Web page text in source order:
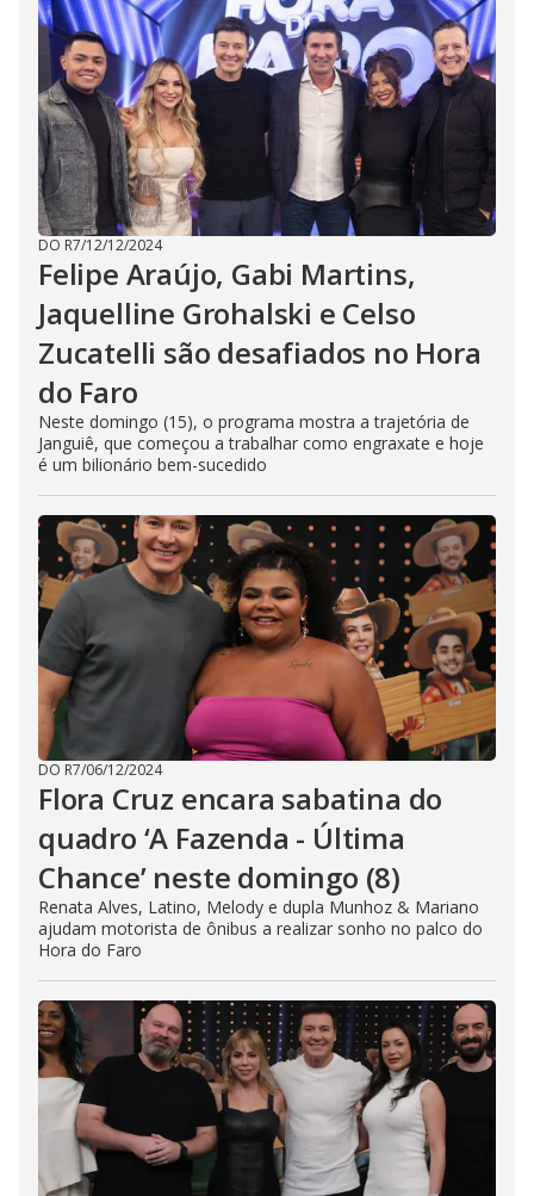
DO R7/12/12/2024
Felipe Araújo, Gabi Martins,
Jaquelline Grohalski e Celso
Zucatelli são desafiados no Hora
do Faro
Neste domingo (15), o programa mostra a trajetória de
Janguiê, que começou a trabalhar como engraxate e hoje
é um bilionário bem-sucedido
DO R7/06/12/2024
Flora Cruz encara sabatina do
quadro ‘A Fazenda - Última
Chance’ neste domingo (8)
Renata Alves, Latino, Melody e dupla Munhoz & Mariano
ajudam motorista de ônibus a realizar sonho no palco do
Hora do Faro